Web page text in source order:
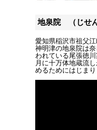
地泉院 （じせん
愛知県稲沢市祖父江
神明津の地泉院は
われている尾張徳
月に十万体地蔵流
めるためにはじまり